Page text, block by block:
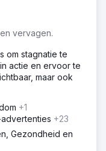
vervagen.
om stagnatie te
actie en ervoor te
maar ook
+1
+23
Gezondheid en